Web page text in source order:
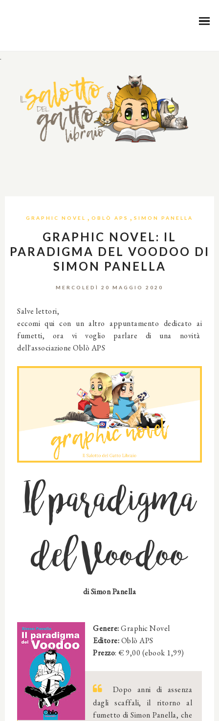
.
GRAPHIC NOVEL , OBLÒ APS , SIMON PANELLA
GRAPHIC NOVEL: IL
PARADIGMA DEL VOODOO DI
SIMON PANELLA
MERCOLEDÌ 20 MAGGIO 2020
Salve lettori,
eccomi qui con un altro appuntamento dedicato ai
fumetti, ora vi voglio parlare di una novità
dell'associazione Oblò APS
Il paradigma
del Voodoo
diSimon Panella
Genere:Graphic Novel
Editore:Oblò APS
Prezzo: € 9,00 (ebook 1,99)
Dopo anni di assenza
dagli scaffali, il ritorno al
fumetto di Simon Panella, che